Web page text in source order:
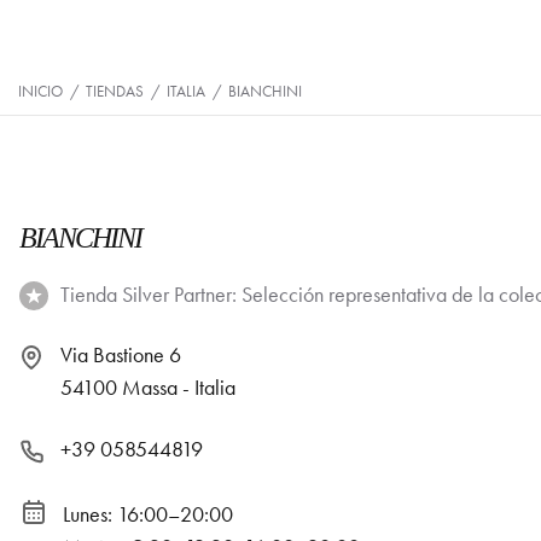
INICIO / TIENDAS / ITALIA / BIANCHINI
BIANCHINI
Tienda Silver Partner: Selección representativa de la
Via Bastione 6
54100 Massa - Italia
+39 058544819
Lunes: 16:00–20:00